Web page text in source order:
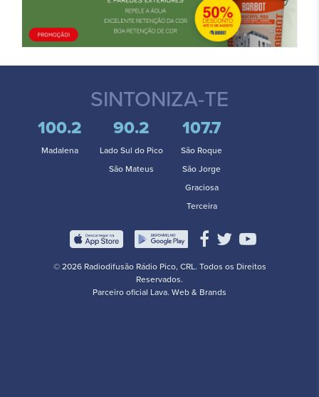
SINTONIZA-TE
100.2
Madalena
90.2
Lado Sul do Pico
São Mateus
107.7
São Roque
São Jorge
Graciosa
Terceira
© 2026 Radiodifusão Rádio Pico, CRL. Todos os Direitos
Reservados.
Parceiro oficial Lava. Web & Brands